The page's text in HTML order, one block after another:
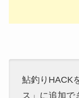
鮎釣りHACK
ス」に追加で